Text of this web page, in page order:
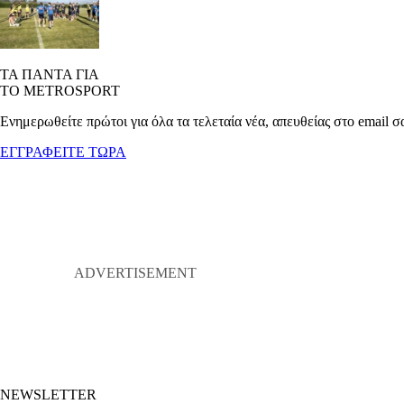
ΤΑ ΠΑΝΤΑ ΓΙΑ
ΤΟ METROSPORT
Ενημερωθείτε πρώτοι για όλα τα τελεταία νέα, απευθείας στο email
ΕΓΓΡΑΦΕΙΤΕ ΤΩΡΑ
NEWSLETTER